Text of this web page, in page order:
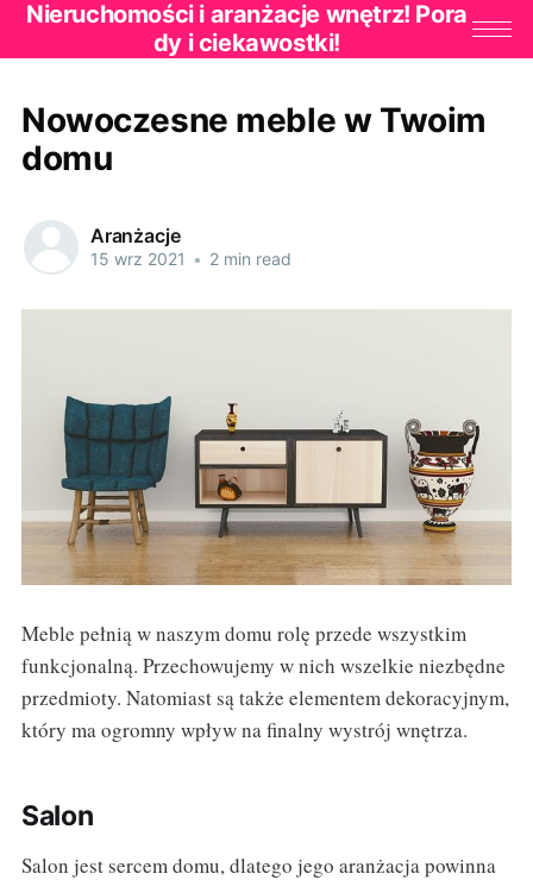
Nieruchomości i aranżacje wnętrz! Pora
dy i ciekawostki!
Nowoczesne meble w Twoim
domu
Aranżacje
15 wrz 2021 • 2 min read
Meble pełnią w naszym domu rolę przede wszystkim
funkcjonalną. Przechowujemy w nich wszelkie niezbędne
przedmioty. Natomiast są także elementem dekoracyjnym,
który ma ogromny wpływ na finalny wystrój wnętrza.
Salon
Salon jest sercem domu, dlatego jego aranżacja powinna